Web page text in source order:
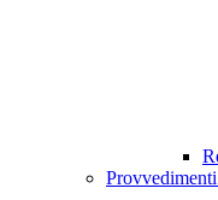
Provvedimenti